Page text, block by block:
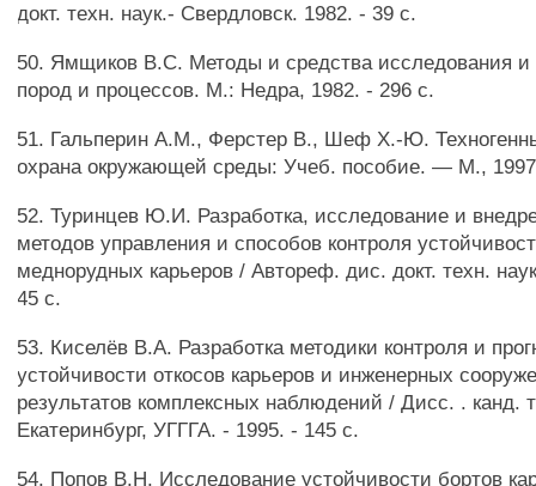
докт. техн. наук.- Свердловск. 1982. - 39 с.
50. Ямщиков B.C. Методы и средства исследования и
пород и процессов. М.: Недра, 1982. - 296 с.
51. Гальперин A.M., Ферстер В., Шеф Х.-Ю.
охрана окружающей среды: Учеб. пособие. — М.,
52. Туринцев Ю.И. Разработка, исследование и
методов управления и способов контроля
меднорудных карьеров / Автореф. дис. докт. техн.
45 с.
53. Киселёв В.А. Разработка методики контроля и
устойчивости откосов карьеров и инженерных
результатов комплексных наблюдений / Дисс. . канд.
Екатеринбург, УГГГА. - 1995. - 145 с.
54. Попов В.Н. Исследование устойчивости бортов